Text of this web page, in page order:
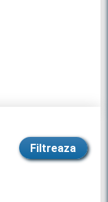
Filtreaza